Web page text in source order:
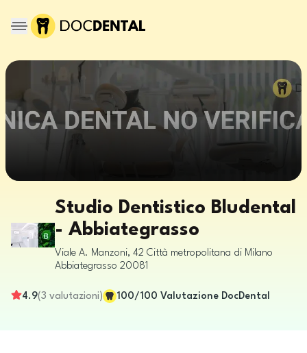
Studio Dentistico Bludental
- Abbiategrasso
Viale A. Manzoni, 42 Città metropolitana di Milano
Abbiategrasso 20081
4.9(3 valutazioni) 100/100 Valutazione DocDental